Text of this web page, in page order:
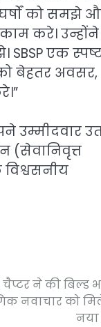
को समझे
करे। उन्होंने
एक
बेहतर अवसर,
उम्मीदवार
(सेवानिवृत्त
विश्वसनीय
ने की बिल्ड
नवाचार को